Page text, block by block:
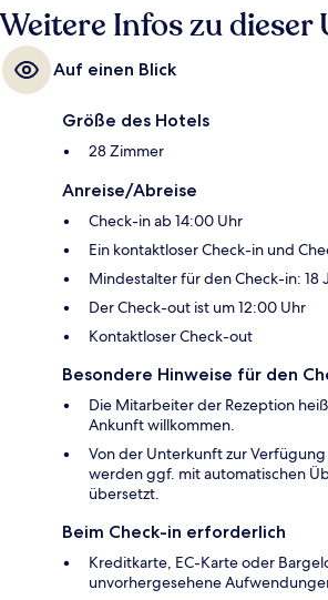
Weitere Infos zu
Auf einen Blick
Größe des Hotels
28 Zimmer
Anreise/Abreise
Check-in ab 14:00 Uhr
Ein kontaktloser Check-in und
Mindestalter für den Check-in: 18
Der Check-out ist um 12:00 Uhr
Kontaktloser Check-out
Besondere Hinweise für den
Die Mitarbeiter der Rezeption
Ankunft willkommen.
Von der Unterkunft zur
werden ggf. mit automatischen
übersetzt.
Beim Check-in erforderlich
Kreditkarte, EC-Karte oder
unvorhergesehene